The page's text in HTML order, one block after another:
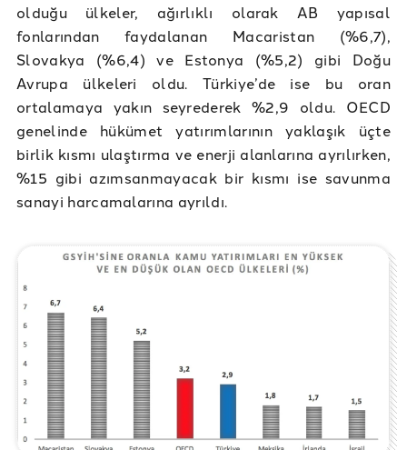
olduğu ülkeler, ağırlıklı olarak AB yapısal
fonlarından faydalanan Macaristan (%6,7),
Slovakya (%6,4) ve Estonya (%5,2) gibi Doğu
Avrupa ülkeleri oldu. Türkiye’de ise bu oran
ortalamaya yakın seyrederek %2,9 oldu. OECD
genelinde hükümet yatırımlarının yaklaşık üçte
birlik kısmı ulaştırma ve enerji alanlarına ayrılırken,
%15 gibi azımsanmayacak bir kısmı ise savunma
sanayi harcamalarına ayrıldı.